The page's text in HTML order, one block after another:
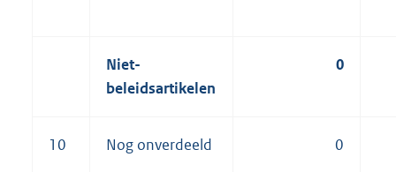
Niet-
beleidsartikelen
0
10 Nog onverdeeld 0